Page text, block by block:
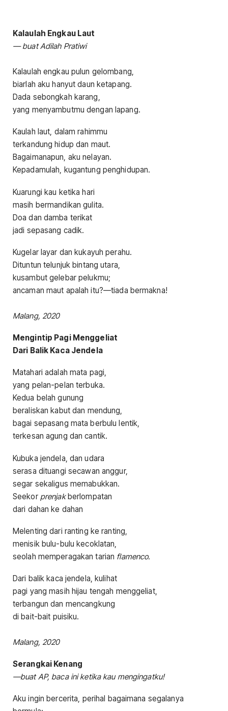
Kalaulah Engkau Laut
— buat Adilah Pratiwi
Kalaulah engkau pulun gelombang,
biarlah aku hanyut daun ketapang.
Dada sebongkah karang,
yang menyambutmu dengan lapang.
Kaulah laut, dalam rahimmu
terkandung hidup dan maut.
Bagaimanapun, aku nelayan.
Kepadamulah, kugantung penghidupan.
Kuarungi kau ketika hari
masih bermandikan gulita.
Doa dan damba terikat
jadi sepasang cadik.
Kugelar layar dan kukayuh perahu.
Dituntun telunjuk bintang utara,
kusambut gelebar pelukmu;
ancaman maut apalah itu?—tiada bermakna!
Malang, 2020
Mengintip Pagi Menggeliat
Dari Balik Kaca Jendela
Matahari adalah mata pagi,
yang pelan-pelan terbuka.
Kedua belah gunung
beraliskan kabut dan mendung,
bagai sepasang mata berbulu lentik,
terkesan agung dan cantik.
Kubuka jendela, dan udara
serasa dituangi secawan anggur,
segar sekaligus memabukkan.
Seekor prenjakberlompatan
dari dahan ke dahan
Melenting dari ranting ke ranting,
menisik bulu-bulu kecoklatan,
seolah memperagakan tarian flamenco.
Dari balik kaca jendela, kulihat
pagi yang masih hijau tengah menggeliat,
terbangun dan mencangkung
di bait-bait puisiku.
Malang, 2020
Serangkai Kenang
—buat AP, baca ini ketika kau mengingatku!
Aku ingin bercerita, perihal bagaimana segalanya